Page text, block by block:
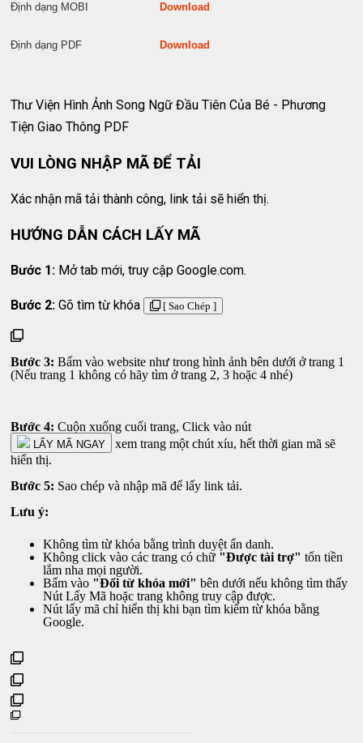
Định dạng MOBI Download
Định dạng PDF Download
Thư Viện Hình Ảnh Song Ngữ Đầu Tiên Của Bé - Phương
Tiện Giao Thông PDF
VUI LÒNG NHẬP MÃ ĐỂ TẢI
Xác nhận mã tải thành công, link tải sẽ hiển thị.
HƯỚNG DẪN CÁCH LẤY MÃ
Bước 1: Mở tab mới, truy cập Google.com.
Bước 2: Gõ tìm từ khóa [ Sao Chép ]
Bước 3: Bấm vào website như trong hình ảnh bên dưới ở trang 1
(Nếu trang 1 không có hãy tìm ở trang 2, 3 hoặc 4 nhé)
Bước 4: Cuộn xuống cuối trang, Click vào nút
LẤY MÃ NGAY
xem trang một chút xíu, hết thời gian mã sẽ
hiển thị.
Bước 5: Sao chép và nhập mã để lấy link tải.
Lưu ý:
Không tìm từ khóa bằng trình duyệt ẩn danh.
Không click vào các trang có chữ "Được tài trợ" tốn tiền
lắm nha mọi người.
Bấm vào "Đổi từ khóa mới" bên dưới nếu không tìm thấy
Nút Lấy Mã hoặc trang không truy cập được.
Nút lấy mã chỉ hiển thị khi bạn tìm kiếm từ khóa bằng
Google.